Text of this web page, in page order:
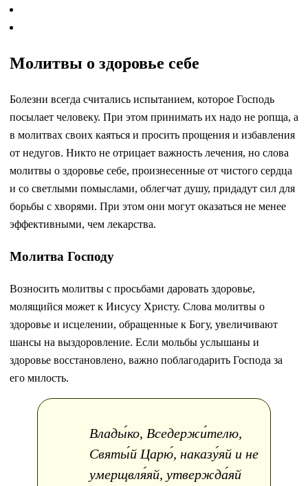
Молитвы о здоровье себе
Болезни всегда считались испытанием, которое Господь
посылает человеку. При этом принимать их надо не ропща, а
в молитвах своих каяться и просить прощения и избавления
от недугов. Никто не отрицает важность лечения, но слова
молитвы о здоровье себе, произнесенные от чистого сердца
и со светлыми помыслами, облегчат душу, придадут сил для
борьбы с хворями. При этом они могут оказаться не менее
эффективными, чем лекарства.
Молитва Господу
Возносить молитвы с просьбами даровать здоровье,
молящийся может к Иисусу Христу. Слова молитвы о
здоровье и исцелении, обращенные к Богу, увеличивают
шансы на выздоровление. Если мольбы услышаны и
здоровье восстановлено, важно поблагодарить Господа за
его милость.
Влады́ко, Вседержи́телю,
Святы́й Царю́, наказу́яй и не
умерщвля́яй, утвержда́яй